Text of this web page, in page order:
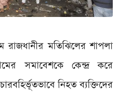
মতিঝিলের শাপলা
সমাবেশকে কেন্দ্র করে
নিহত ব্যক্তিদের